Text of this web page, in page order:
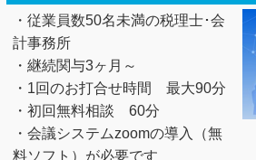
・従業員数50名未満の税理士･会
計事務所
・継続関与3ヶ月～
・1回のお打合せ時間 最大90分
・初回無料相談 60分
・会議システムzoomの導入（無
料ソフト）が必要です